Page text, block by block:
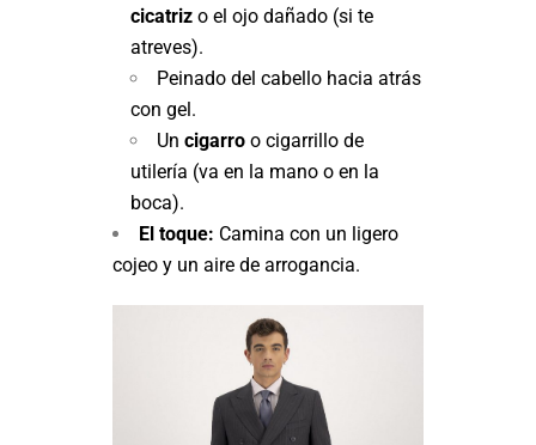
cicatriz o el ojo dañado (si te
atreves).
Peinado del cabello hacia atrás
con gel.
Un cigarro o cigarrillo de
utilería (va en la mano o en la
boca).
El toque: Camina con un ligero
cojeo y un aire de arrogancia.